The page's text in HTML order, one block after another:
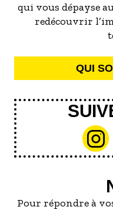
qui vous dépayse
redécouvrir
QUI
Pour répondre à